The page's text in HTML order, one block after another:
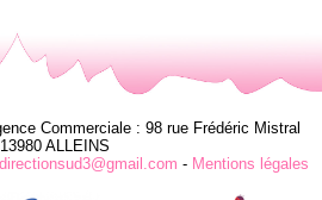
Commerciale : 98 rue Frédéric Mistral
13980 ALLEINS
directionsud3@gmail.com - Mentions légales